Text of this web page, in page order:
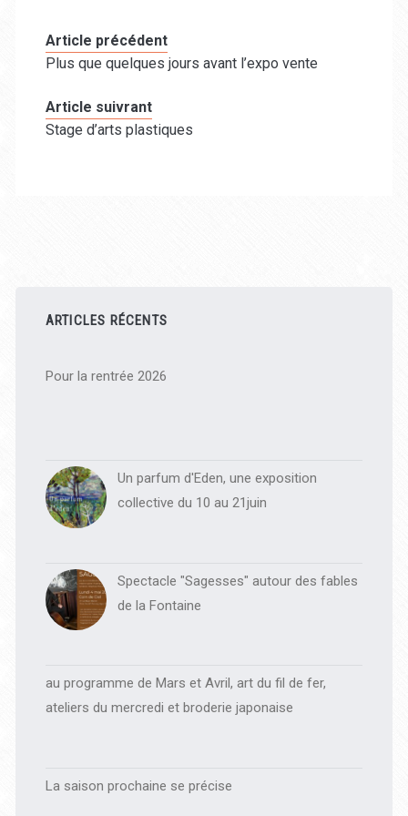
Article précédent
Plus que quelques jours avant l’expo vente
Article suivrant
Stage d’arts plastiques
latérale
principale
ARTICLES RÉCENTS
Pour la rentrée 2026
Un parfum d'Eden, une exposition
collective du 10 au 21juin
Spectacle "Sagesses" autour des fables
de la Fontaine
au programme de Mars et Avril, art du fil de fer,
ateliers du mercredi et broderie japonaise
La saison prochaine se précise